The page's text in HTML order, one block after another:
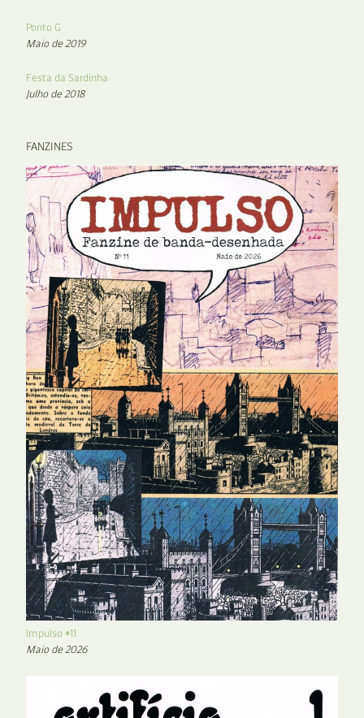
Ponto G
Maio de 2019
Festa da Sardinha
Julho de 2018
FANZINES
Impulso #11
Maio de 2026